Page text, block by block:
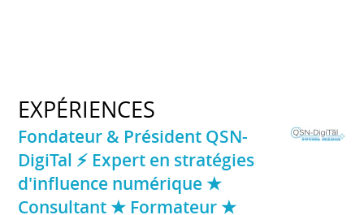
EXPÉRIENCES
Fondateur & Président QSN-
DigiTal ⚡️ Expert en stratégies
d'influence numérique ★
Consultant ★ Formateur ★